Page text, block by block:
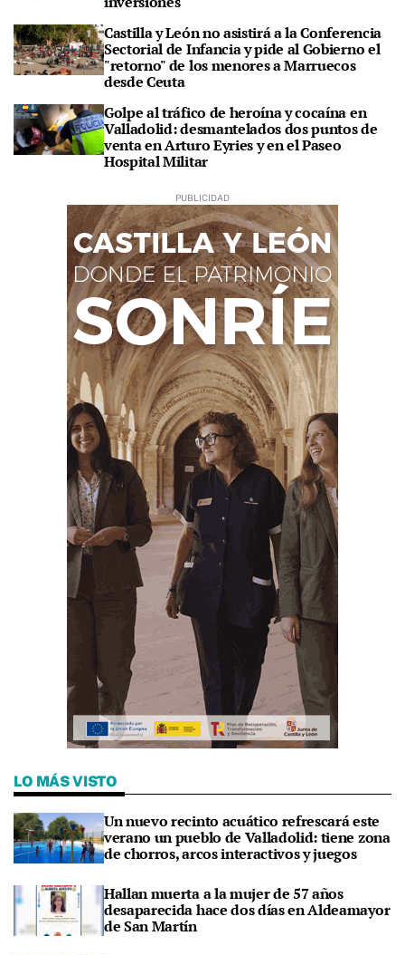
Castilla y León no asistirá a la Conferencia
Sectorial de Infancia y pide al Gobierno el
"retorno" de los menores a Marruecos
desde Ceuta
Golpe al tráfico de heroína y cocaína en
Valladolid: desmantelados dos puntos de
venta en Arturo Eyries y en el Paseo
Hospital Militar
LO MÁS VISTO
Un nuevo recinto acuático refrescará este
verano un pueblo de Valladolid: tiene zona
de chorros, arcos interactivos y juegos
Hallan muerta a la mujer de 57 años
desaparecida hace dos días en Aldeamayor
de San Martín